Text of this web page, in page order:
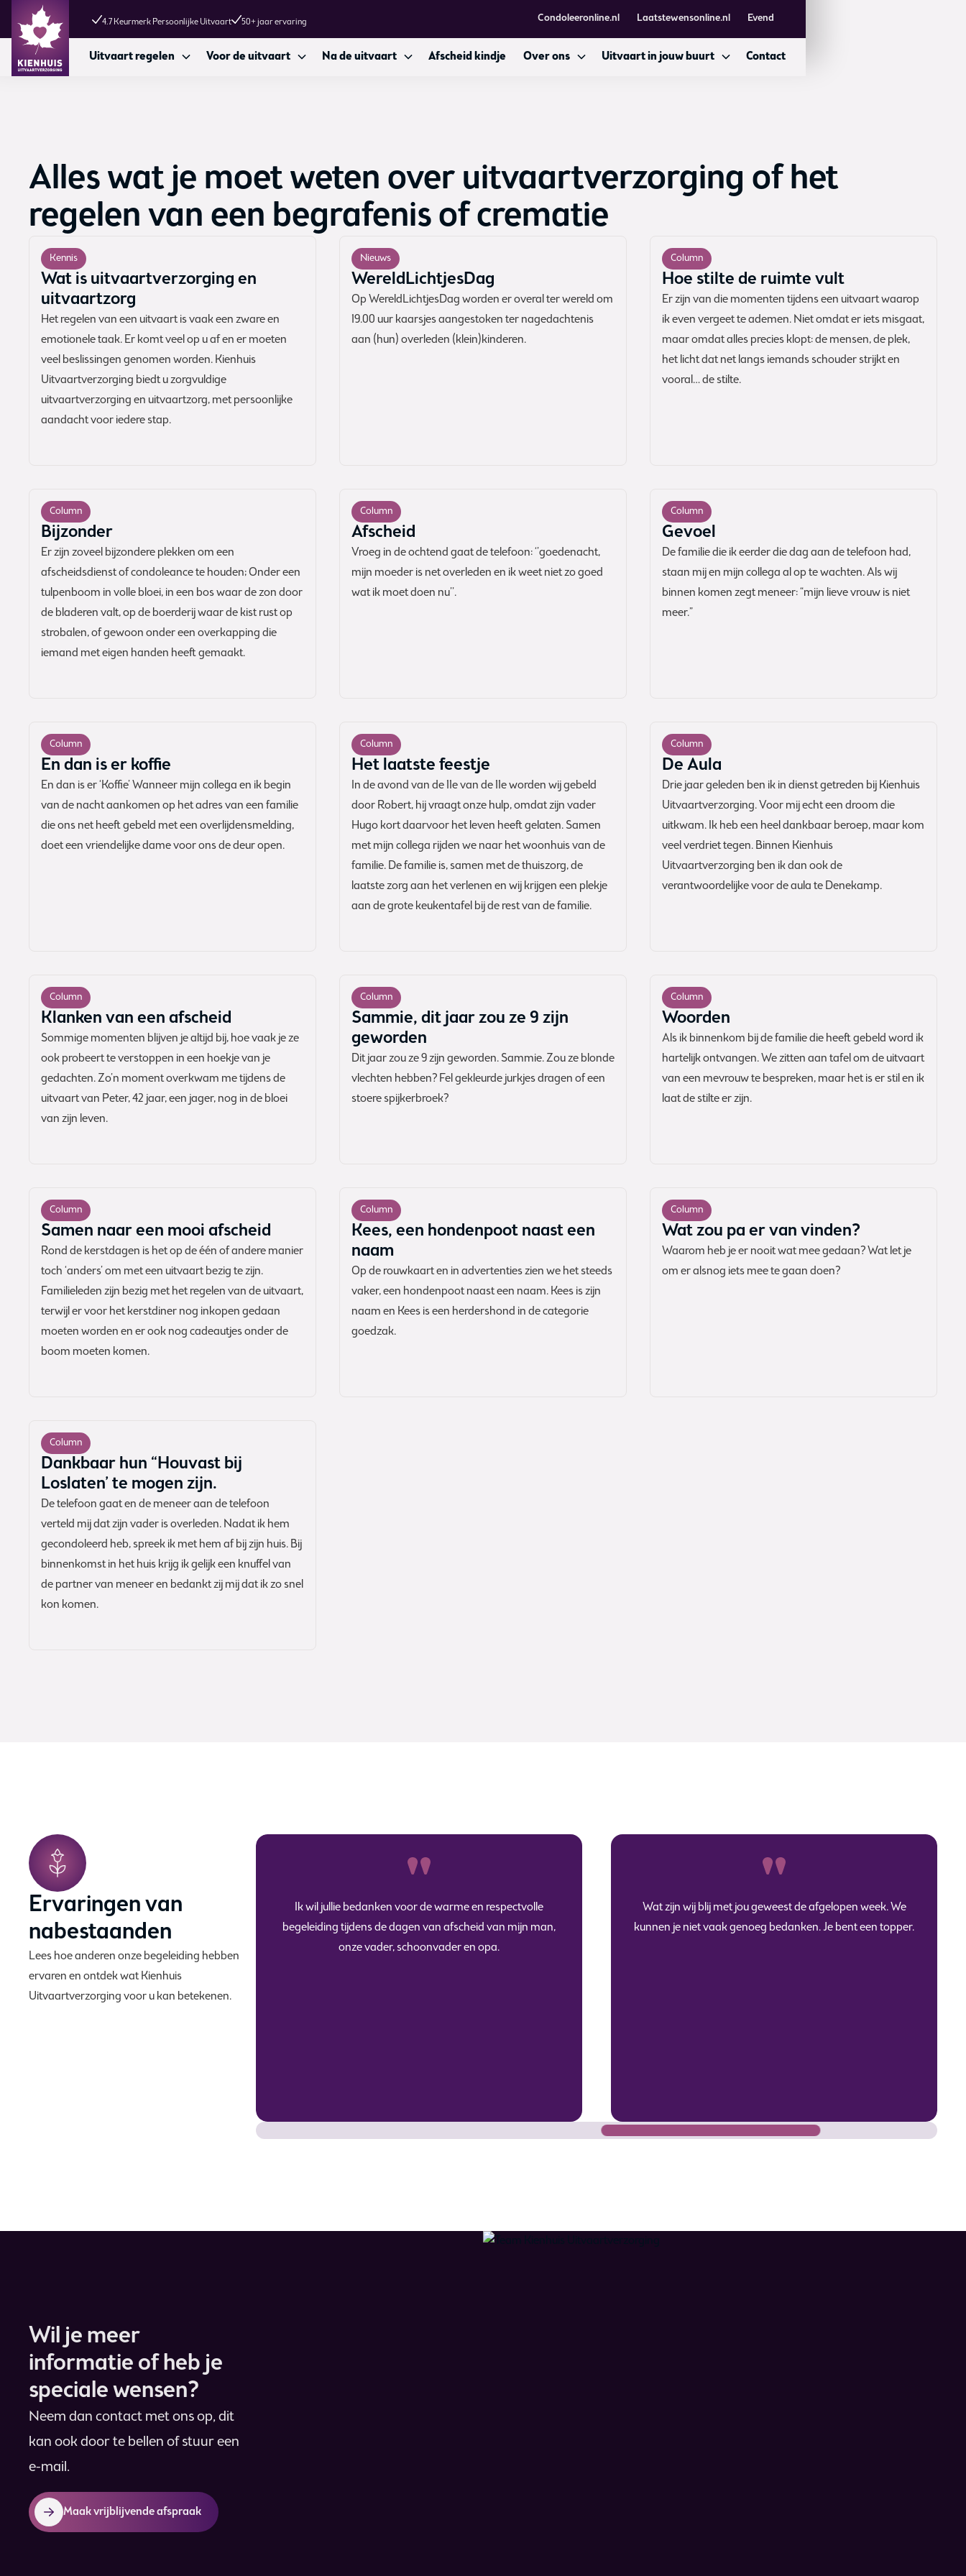
4.7 Keurmerk Persoonlijke Uitvaart 50+ jaar ervaring Condoleeronline.nl Laatstewensonline.nl Evend
Uitvaart regelen Voor de uitvaart Na de uitvaart Afscheid kindje Over ons Uitvaart in jouw buurt Contact
Alles wat je moet weten over uitvaartverzorging of het
regelen van een begrafenis of crematie
Kennis
Wat is uitvaartverzorging en
uitvaartzorg
Het regelen van een uitvaart is vaak een zware en
emotionele taak. Er komt veel op u af en er moeten
veel beslissingen genomen worden. Kienhuis
Uitvaartverzorging biedt u zorgvuldige
uitvaartverzorging en uitvaartzorg, met persoonlijke
aandacht voor iedere stap.
Nieuws
WereldLichtjesDag
Op WereldLichtjesDag worden er overal ter wereld om
19.00 uur kaarsjes aangestoken ter nagedachtenis
aan (hun) overleden (klein)kinderen.
Column
Hoe stilte de ruimte vult
Er zijn van die momenten tijdens een uitvaart waarop
ik even vergeet te ademen. Niet omdat er iets misgaat,
maar omdat alles precies klopt: de mensen, de plek,
het licht dat net langs iemands schouder strijkt en
vooral… de stilte.
Column
Bijzonder
Er zijn zoveel bijzondere plekken om een
afscheidsdienst of condoleance te houden; Onder een
tulpenboom in volle bloei, in een bos waar de zon door
de bladeren valt, op de boerderij waar de kist rust op
strobalen, of gewoon onder een overkapping die
iemand met eigen handen heeft gemaakt.
Column
Afscheid
Vroeg in de ochtend gaat de telefoon: ‘’goedenacht,
mijn moeder is net overleden en ik weet niet zo goed
wat ik moet doen nu’’.
Column
Gevoel
De familie die ik eerder die dag aan de telefoon had,
staan mij en mijn collega al op te wachten. Als wij
binnen komen zegt meneer: “mijn lieve vrouw is niet
meer.”
Column
En dan is er koffie
En dan is er ‘Koffie’ Wanneer mijn collega en ik begin
van de nacht aankomen op het adres van een familie
die ons net heeft gebeld met een overlijdensmelding,
doet een vriendelijke dame voor ons de deur open.
Column
Het laatste feestje
In de avond van de 11e van de 11e worden wij gebeld
door Robert, hij vraagt onze hulp, omdat zijn vader
Hugo kort daarvoor het leven heeft gelaten. Samen
met mijn collega rijden we naar het woonhuis van de
familie. De familie is, samen met de thuiszorg, de
laatste zorg aan het verlenen en wij krijgen een plekje
aan de grote keukentafel bij de rest van de familie.
Column
De Aula
Drie jaar geleden ben ik in dienst getreden bij Kienhuis
Uitvaartverzorging. Voor mij echt een droom die
uitkwam. Ik heb een heel dankbaar beroep, maar kom
veel verdriet tegen. Binnen Kienhuis
Uitvaartverzorging ben ik dan ook de
verantwoordelijke voor de aula te Denekamp.
Column
Klanken van een afscheid
Sommige momenten blijven je altijd bij, hoe vaak je ze
ook probeert te verstoppen in een hoekje van je
gedachten. Zo’n moment overkwam me tijdens de
uitvaart van Peter, 42 jaar, een jager, nog in de bloei
van zijn leven.
Column
Sammie, dit jaar zou ze 9 zijn
geworden
Dit jaar zou ze 9 zijn geworden. Sammie. Zou ze blonde
vlechten hebben? Fel gekleurde jurkjes dragen of een
stoere spijkerbroek?
Column
Woorden
Als ik binnenkom bij de familie die heeft gebeld word ik
hartelijk ontvangen. We zitten aan tafel om de uitvaart
van een mevrouw te bespreken, maar het is er stil en ik
laat de stilte er zijn.
Column
Samen naar een mooi afscheid
Rond de kerstdagen is het op de één of andere manier
toch ‘anders’ om met een uitvaart bezig te zijn.
Familieleden zijn bezig met het regelen van de uitvaart,
terwijl er voor het kerstdiner nog inkopen gedaan
moeten worden en er ook nog cadeautjes onder de
boom moeten komen.
Column
Kees, een hondenpoot naast een
naam
Op de rouwkaart en in advertenties zien we het steeds
vaker, een hondenpoot naast een naam. Kees is zijn
naam en Kees is een herdershond in de categorie
goedzak.
Column
Wat zou pa er van vinden?
Waarom heb je er nooit wat mee gedaan? Wat let je
om er alsnog iets mee te gaan doen?
Column
Dankbaar hun “Houvast bij
Loslaten’ te mogen zijn.
De telefoon gaat en de meneer aan de telefoon
verteld mij dat zijn vader is overleden. Nadat ik hem
gecondoleerd heb, spreek ik met hem af bij zijn huis. Bij
binnenkomst in het huis krijg ik gelijk een knuffel van
de partner van meneer en bedankt zij mij dat ik zo snel
kon komen.
Ervaringen van
nabestaanden
Lees hoe anderen onze begeleiding hebben
ervaren en ontdek wat Kienhuis
Uitvaartverzorging voor u kan betekenen.
Kienhuis, Bedankt voor alles wat jullie
hebben in de moeilijke dagen na het
Ik wil jullie bedanken voor de warme en respectvolle
begeleiding tijdens de dagen van afscheid van mijn man,
onze vader, schoonvader en opa.
Wat zijn wij blij met jou geweest de afgelopen week. We
kunnen je niet vaak genoeg bedanken. Je bent een topper.
Wil je meer
informatie of heb je
speciale wensen?
Neem dan contact met ons op, dit
kan ook door te bellen of stuur een
e-mail.
Maak vrijblijvende afspraak